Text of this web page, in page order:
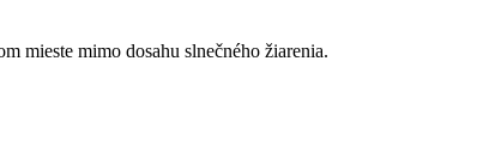
mieste mimo dosahu slnečného žiarenia.